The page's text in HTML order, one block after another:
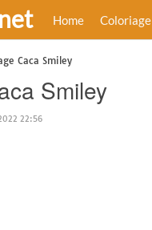
Home Coloriage
Caca Smiley
Smiley
22:56